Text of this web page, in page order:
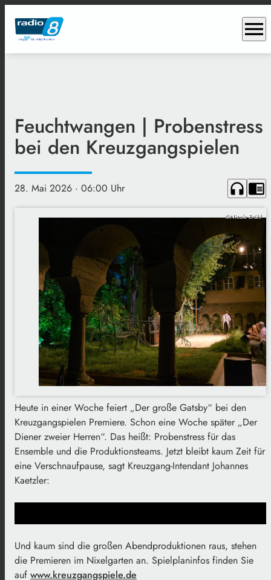
menu
Feuchtwangen | Probenstress
bei den Kreuzgangspielen
28. Mai 2026 · 06:00 Uhr headphones chrome_reader_mode
©Nicole Brühl
Heute in einer Woche feiert „Der große Gatsby“ bei den
Kreuzgangspielen Premiere. Schon eine Woche später „Der
Diener zweier Herren“. Das heißt: Probenstress für das
Ensemble und die Produktionsteams. Jetzt bleibt kaum Zeit für
eine Verschnaufpause, sagt Kreuzgang-Intendant Johannes
Kaetzler:
Und kaum sind die großen Abendproduktionen raus, stehen
die Premieren im Nixelgarten an. Spielplaninfos finden Sie
auf www.kreuzgangspiele.de